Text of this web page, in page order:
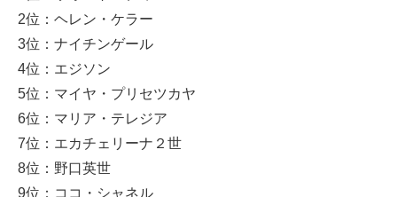
2位：ヘレン・ケラー
3位：ナイチンゲール
4位：エジソン
5位：マイヤ・プリセツカヤ
6位：マリア・テレジア
7位：エカチェリーナ２世
8位：野口英世
9位：ココ・シャネル